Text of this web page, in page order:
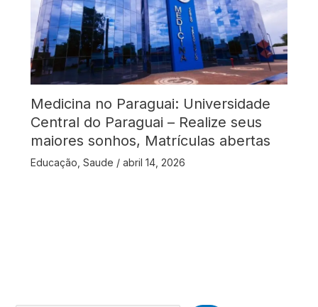
Medicina no Paraguai: Universidade
Central do Paraguai – Realize seus
maiores sonhos, Matrículas abertas
Educação Saude / abril 14, 2026